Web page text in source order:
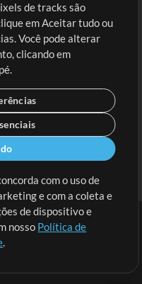
de tracks são
em Aceitar tudo ou
Você pode alterar
clicando em
com o uso de
e com a coleta e
de dispositivo e
nosso Política de
.